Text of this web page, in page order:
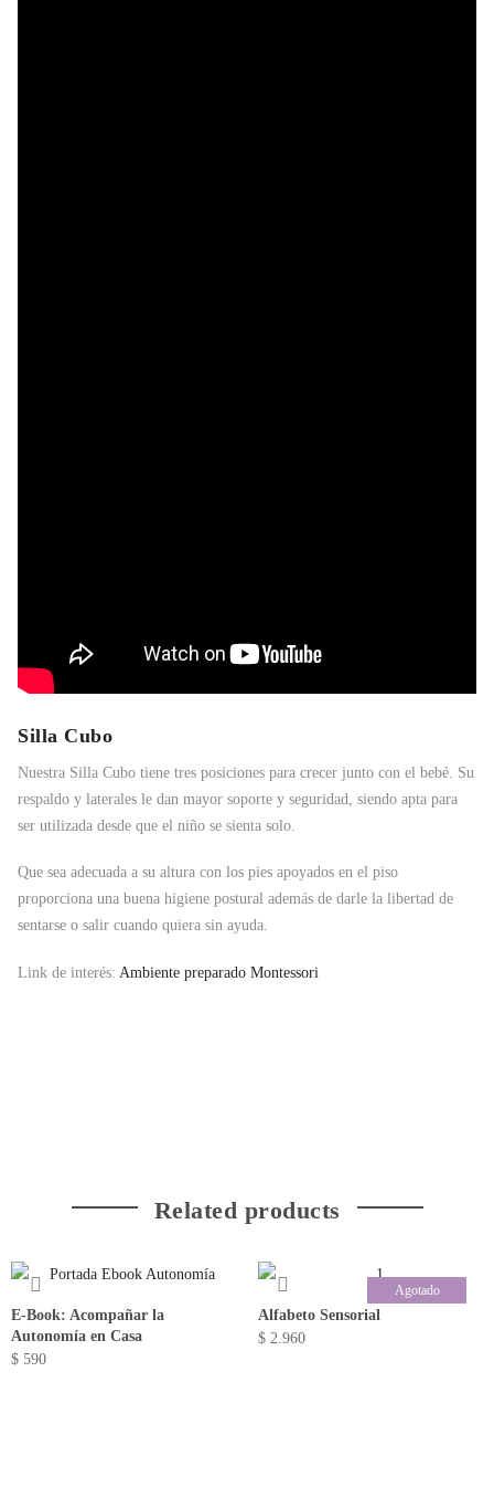
Silla Cubo
Nuestra Silla Cubo tiene tres posiciones para crecer junto con el bebé. Su
respaldo y laterales le dan mayor soporte y seguridad, siendo apta para
ser utilizada desde que el niño se sienta solo.
Que sea adecuada a su altura con los pies apoyados en el piso
proporciona una buena higiene postural además de darle la libertad de
sentarse o salir cuando quiera sin ayuda.
Link de interés: Ambiente preparado Montessori
Related products
E-Book: Acompañar la
Autonomía en Casa
$ 590
Agotado
Alfabeto Sensorial
$ 2.960